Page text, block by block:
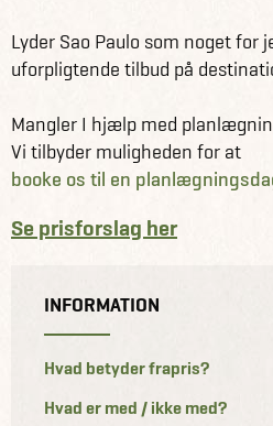
Lyder Sao Paulo som noget for
uforpligtende tilbud på
Mangler I hjælp med
Vi tilbyder muligheden for at
booke os til en
Se prisforslag her
INFORMATION
Hvad betyder frapris?
Hvad er med / ikke med?